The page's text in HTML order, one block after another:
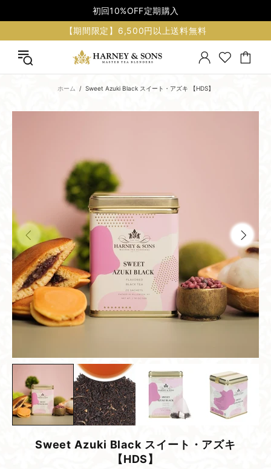
初回10%OFF定期購入
【期間限定】6,500円以上送料無料
ホーム Sweet Azuki Black スイート・アズキ 【HDS】
Sweet Azuki Black スイート・アズキ
【HDS】